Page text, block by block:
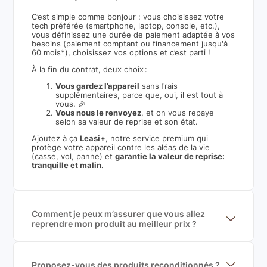
C’est simple comme bonjour : vous choisissez votre
tech préférée (smartphone, laptop, console, etc.),
vous définissez une durée de paiement adaptée à vos
besoins (paiement comptant ou financement jusqu'à
60 mois*), choisissez vos options et c’est parti !
À la fin du contrat, deux choix :
Vous gardez l’appareil sans frais
supplémentaires, parce que, oui, il est tout à
vous. 🎉
Vous nous le renvoyez, et on vous repaye
selon sa valeur de reprise et son état.
Ajoutez à ça Leasi+, notre service premium qui
protège votre appareil contre les aléas de la vie
(casse, vol, panne) etgarantie la valeur de reprise:
tranquille et malin.
Comment je peux m’assurer que vous allez
reprendre mon produit au meilleur prix ?
garantir le meilleur prix de rachat. De plus, nous
Proposez-vous des produits reconditionnés ?